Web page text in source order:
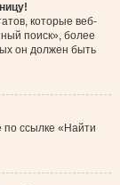
которые веб-
поиск», более
он должен быть
по ссылке «Найти